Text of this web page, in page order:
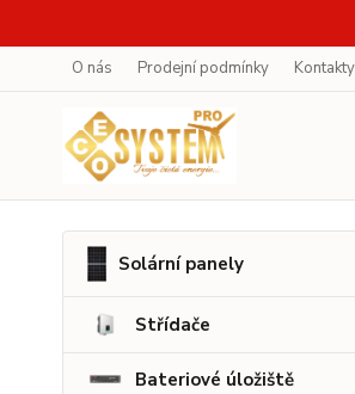
O nás Prodejní podmínky Kontakty
Solární panely
Střídače
Bateriové úložiště